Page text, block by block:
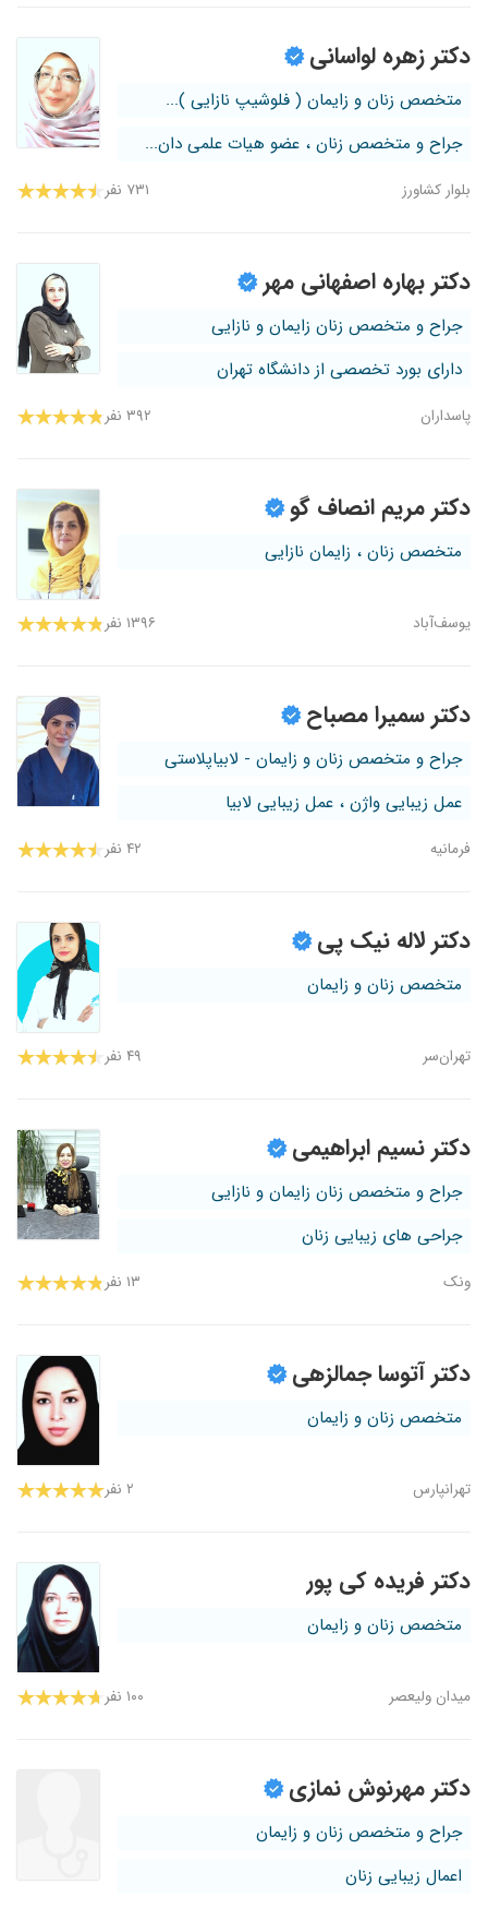
دکتر زهره لواسانی
متخصص زنان و زایمان ( فلوشیپ نازایی )...
جراح و متخصص زنان ، عضو هیات علمی دان...
بلوار کشاورز ۷۳۱ نفر
دکتر بهاره اصفهانی مهر
جراح و متخصص زنان زایمان و نازایی
دارای بورد تخصصی از دانشگاه تهران
پاسداران ۳۹۲ نفر
دکتر مریم انصاف گو
متخصص زنان ، زایمان نازایی
یوسف‌آباد ۱۳۹۶ نفر
دکتر سمیرا مصباح
جراح و متخصص زنان و زایمان - لابیاپلاستی
عمل زیبایی واژن ، عمل زیبایی لابیا
فرمانیه ۴۲ نفر
دکتر لاله نیک پی
متخصص زنان و زایمان
تهران‌سر ۴۹ نفر
دکتر نسیم ابراهیمی
جراح و متخصص زنان زایمان و نازایی
جراحی های زیبایی زنان
ونک ۱۳ نفر
دکتر آتوسا جمالزهی
متخصص زنان و زایمان
تهرانپارس ۲ نفر
دکتر فریده کی پور
متخصص زنان و زایمان
میدان ولیعصر ۱۰۰ نفر
دکتر مهرنوش نمازی
جراح و متخصص زنان و زایمان
اعمال زیبایی زنان